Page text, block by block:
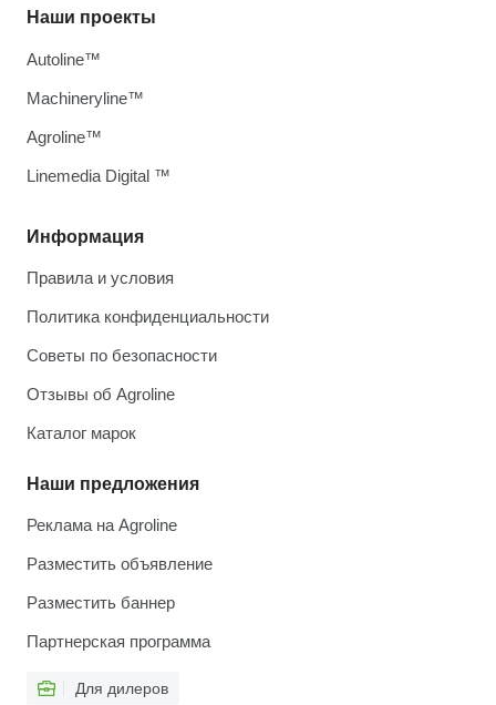
Информация
Правила и условия
Политика конфиденциальности
Советы по безопасности
Отзывы об Agroline
Каталог марок
Наши предложения
Реклама на Agroline
Разместить объявление
Разместить баннер
Партнерская программа
Для дилеров
Наши проекты
Autoline™
Machineryline™
Agroline™
Linemedia Digital ™